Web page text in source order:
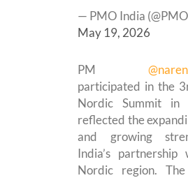
— PMO India
May 19, 2026
PM
participated in the
Nordic Summit in
reflected the
and growing
India’s
Nordic region.